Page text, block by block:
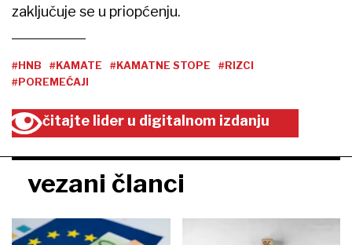
zaključuje se u priopćenju.
#HNB #KAMATE #KAMATNE STOPE
#RIZCI
#POREMEĆAJI
čitajte lider u digitalnom izdanju
vezani članci